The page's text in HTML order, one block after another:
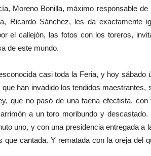
Moreno Bonilla, máximo responsable
Ricardo Sánchez, les da exactamente
el callejón, las fotos con los toreros,
de este mundo.
casi toda la Feria, y hoy sábado
que han invadido los tendidos
que no pasó de una faena efectista,
a un toro moribundo y
uno, y con una presidencia entregada a
que cantada. Y rematada con la oreja del